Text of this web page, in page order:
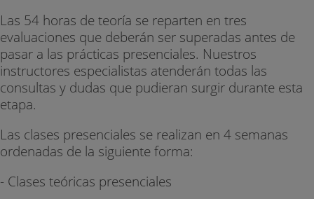
Las 54 horas de teoría se reparten en tres
evaluaciones que deberán ser superadas antes de
pasar a las prácticas presenciales. Nuestros
instructores especialistas atenderán todas las
consultas y dudas que pudieran surgir durante esta
etapa.
Las clases presenciales se realizan en 4 semanas
ordenadas de la siguiente forma:
- Clases teóricas presenciales